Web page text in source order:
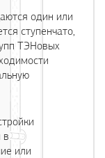
один или
ступенчато,
ТЭНовых
в
или